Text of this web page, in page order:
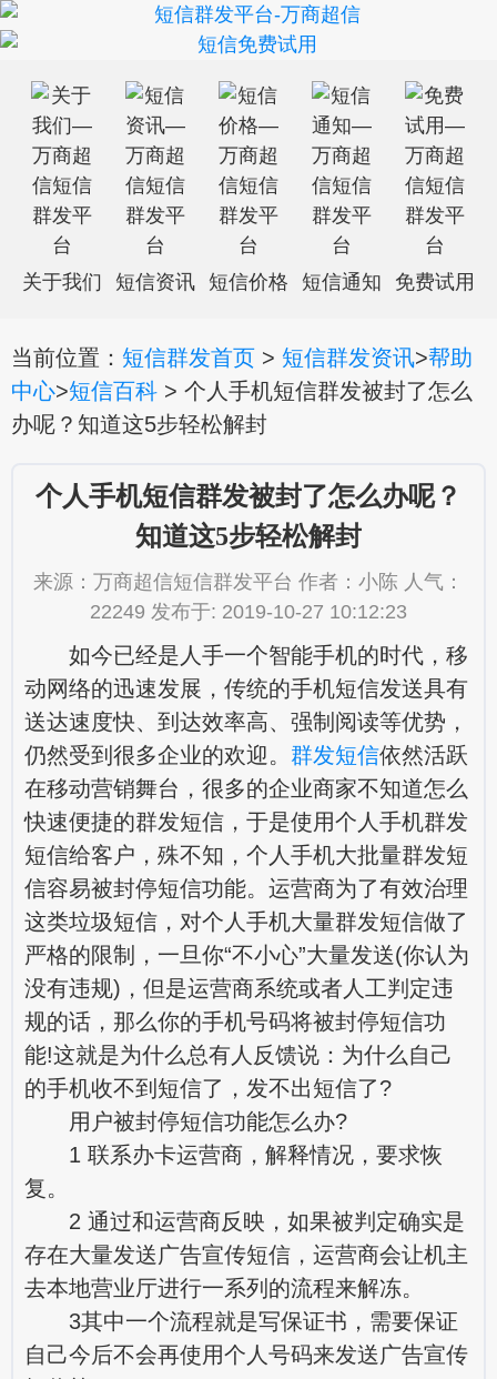
关于我们 短信资讯 短信价格 短信通知 免费试用
当前位置： 短信群发首页 > 短信群发资讯>帮助
中心>短信百科 > 个人手机短信群发被封了怎么
办呢？知道这5步轻松解封
个人手机短信群发被封了怎么办呢？
知道这5步轻松解封
来源：万商超信短信群发平台 作者：小陈 人气：
22249 发布于: 2019-10-27 10:12:23
如今已经是人手一个智能手机的时代，移
动网络的迅速发展，传统的手机短信发送具有
送达速度快、到达效率高、强制阅读等优势，
仍然受到很多企业的欢迎。 群发短信依然活跃
在移动营销舞台，很多的企业商家不知道怎么
快速便捷的群发短信，于是使用个人手机群发
短信给客户，殊不知，个人手机大批量群发短
信容易被封停短信功能。运营商为了有效治理
这类垃圾短信，对个人手机大量群发短信做了
严格的限制，一旦你“不小心”大量发送(你认为
没有违规)，但是运营商系统或者人工判定违
规的话，那么你的手机号码将被封停短信功
能!这就是为什么总有人反馈说：为什么自己
的手机收不到短信了，发不出短信了?
用户被封停短信功能怎么办?
1 联系办卡运营商，解释情况，要求恢
复。
2 通过和运营商反映，如果被判定确实是
存在大量发送广告宣传短信，运营商会让机主
去本地营业厅进行一系列的流程来解冻。
3其中一个流程就是写保证书，需要保证
自己今后不会再使用个人号码来发送广告宣传